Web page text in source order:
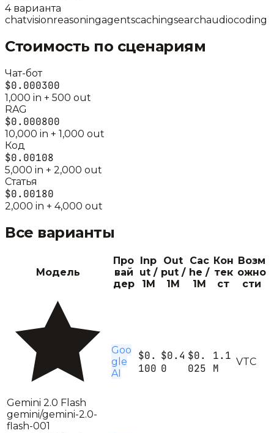
4варианта
chatvisionreasoningagentscachingsearchaudiocoding
Стоимость по сценариям
Чат-бот
$0.000300
1,000 in + 500 out
RAG
$0.000800
10,000 in + 1,000 out
Код
$0.00108
5,000 in + 2,000 out
Статья
$0.00180
2,000 in + 4,000 out
Все варианты
Модель
Про
вай
дер
Inp
ut /
1M
Out
put /
1M
Cac
he /
1M
Кон
тек
ст
Возм
ожно
сти
Gemini 2.0 Flash
gemini/gemini-2.0-
flash-001
Goo
gle
AI
$0.
100
$0.4
0
$0.
025
1.1
M
VTC